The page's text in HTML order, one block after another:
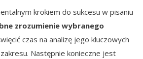
krokiem do sukcesu w pisaniu
zrozumienie wybranego
czas na analizę jego kluczowych
Następnie konieczne jest